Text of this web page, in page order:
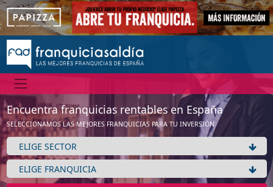
Encuentra franquicias rentables en España
SELECCIONAMOS LAS MEJORES FRANQUICIAS PARA TU INVERSIÓN